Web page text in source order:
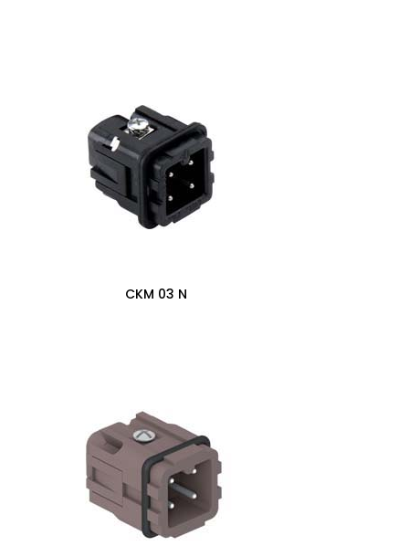
CKM 03 N